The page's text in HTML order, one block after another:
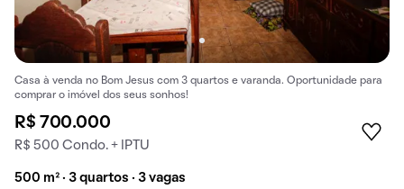
Casa à venda no Bom Jesus com 3 quartos e varanda. Oportunidade para
comprar o imóvel dos seus sonhos!
R$ 700.000
R$ 500 Condo. + IPTU
500 m² · 3 quartos · 3 vagas